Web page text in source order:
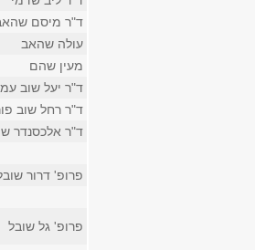
ד"ר מיסם
עולה שהאב
מעין שהם
ד"ר יעל שוב
ד"ר רחל שוב
ד"ר אלכסנדר
פרופ' דרור
פרופ' גל שובל